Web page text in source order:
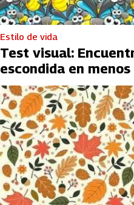
Estilo de vida
Test visual:
escondida en